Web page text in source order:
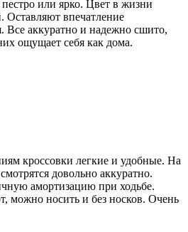
или ярко. Цвет в жизни
Оставляют впечатление
Все аккуратно и надежно сшито,
ощущает себя как дома.
кроссовки легкие и удобные. На
довольно аккуратно.
амортизацию при ходьбе.
можно носить и без носков. Очень